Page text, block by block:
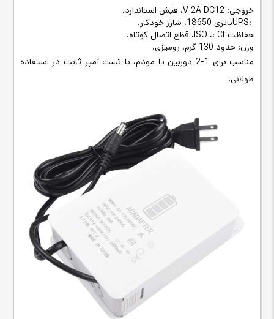
خروجی: 12 V 2A DC، فیش استاندارد.
UPS:باتری 18650، شارژ خودکار
.
حفاظت: CE، ISO، قطع اتصال کوتاه.
وزن: حدود 130 گرم، رومیزی
.
مناسب برای 1-2 دوربین یا مودم، با تست آمپر ثابت در استفاده
طولانی.